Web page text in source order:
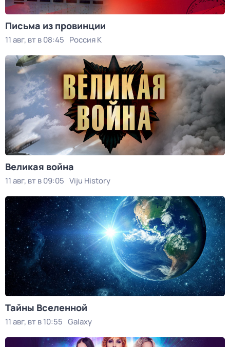
Письма из провинции
11 авг, вт в 08:45 Россия К
Великая война
11 авг, вт в 09:05 Viju History
Тайны Вселенной
11 авг, вт в 10:55 Galaxy